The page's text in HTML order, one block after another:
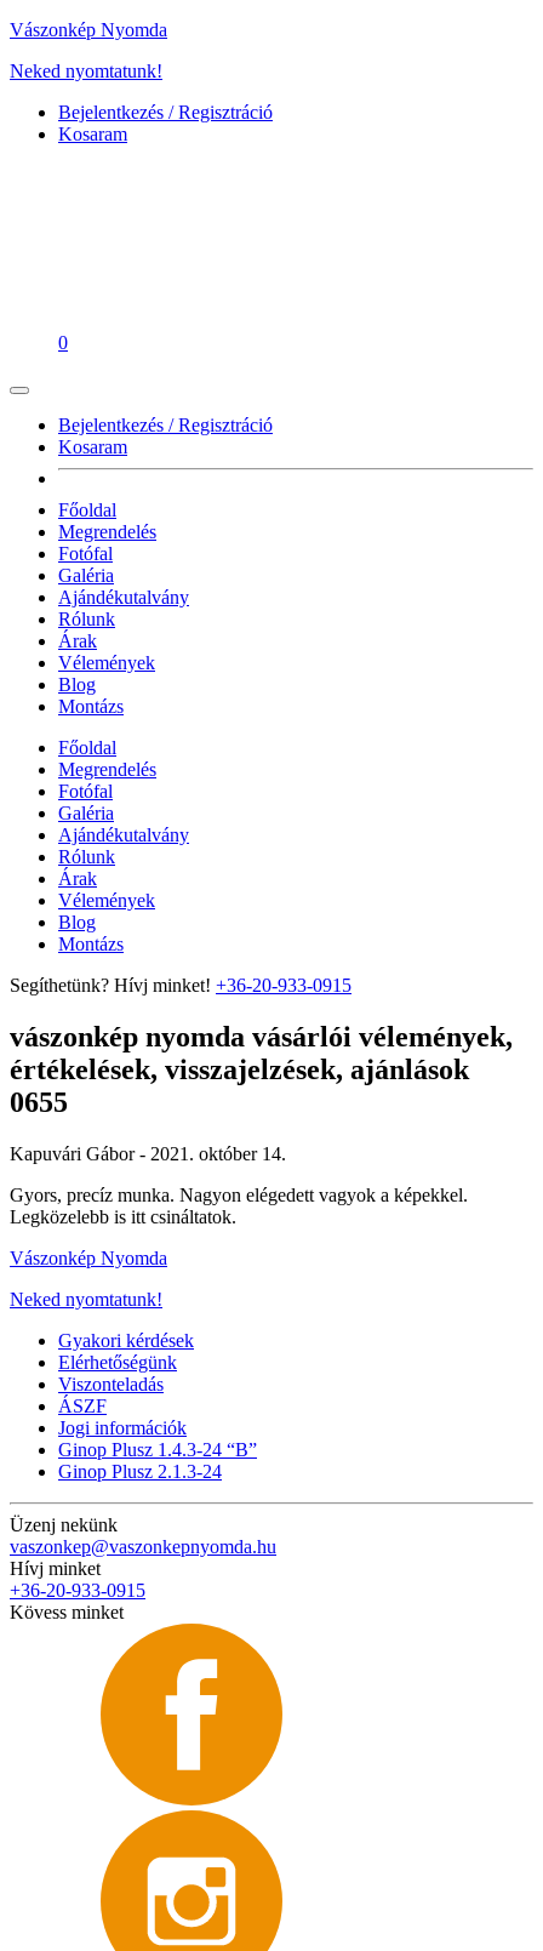
Vászonkép Nyomda
Neked nyomtatunk!
Bejelentkezés / Regisztráció
Kosaram
0
Bejelentkezés / Regisztráció
Kosaram
Főoldal
Megrendelés
Fotófal
Galéria
Ajándékutalvány
Rólunk
Árak
Vélemények
Blog
Montázs
Főoldal
Megrendelés
Fotófal
Galéria
Ajándékutalvány
Rólunk
Árak
Vélemények
Blog
Montázs
Segíthetünk? Hívj minket! +36-20-933-0915
vászonkép nyomda vásárlói vélemények,
értékelések, visszajelzések, ajánlások
0655
Kapuvári Gábor - 2021. október 14.
Gyors, precíz munka. Nagyon elégedett vagyok a képekkel.
Legközelebb is itt csináltatok.
Vászonkép Nyomda
Neked nyomtatunk!
Gyakori kérdések
Elérhetőségünk
Viszonteladás
ÁSZF
Jogi információk
Ginop Plusz 1.4.3-24 “B”
Ginop Plusz 2.1.3-24
Üzenj nekünk
vaszonkep@vaszonkepnyomda.hu
Hívj minket
+36-20-933-0915
Kövess minket